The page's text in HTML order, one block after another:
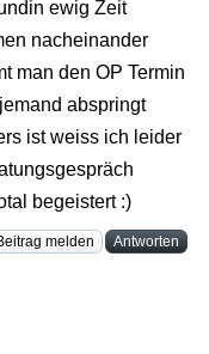
ewig Zeit
nacheinander
man den OP Termin
abspringt
ist weiss ich leider
begeistert :)
melden Antworten